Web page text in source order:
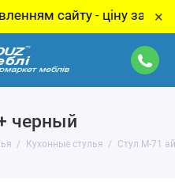
сайту - ціну за товар ×
черный
Кухонные стулья Стул M-71